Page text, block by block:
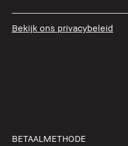
Bekijk ons privacybeleid
BETAALMETHODE